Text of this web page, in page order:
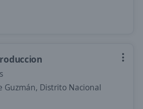
Guzmán, Distrito Nacional